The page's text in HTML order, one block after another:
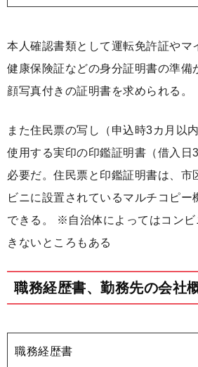
本人確認書類として運転免許証やマ
健康保険証などの身分証明書の準備
顔写真付きの証明書を求められる。
また住民票の写し（申込時3カ月以
使用する実印の印鑑証明書（借入日
必要だ。住民票と印鑑証明書は、市
ビニに設置されているマルチコピ
できる。 ※自治体によってはコン
きないところもある
職務経歴書、勤務先の会社
職務経歴書